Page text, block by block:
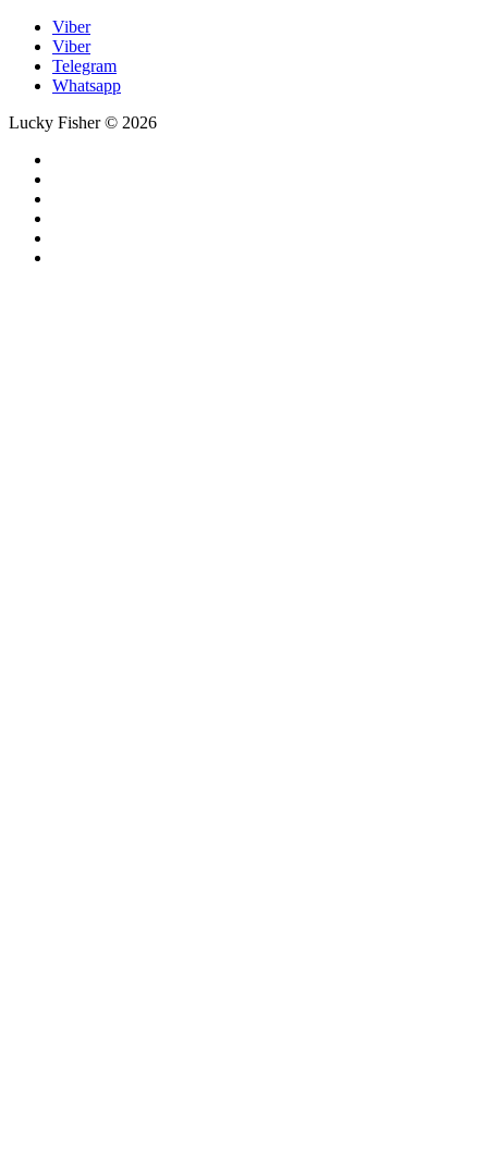
Viber
Viber
Telegram
Whatsapp
Lucky Fisher © 2026